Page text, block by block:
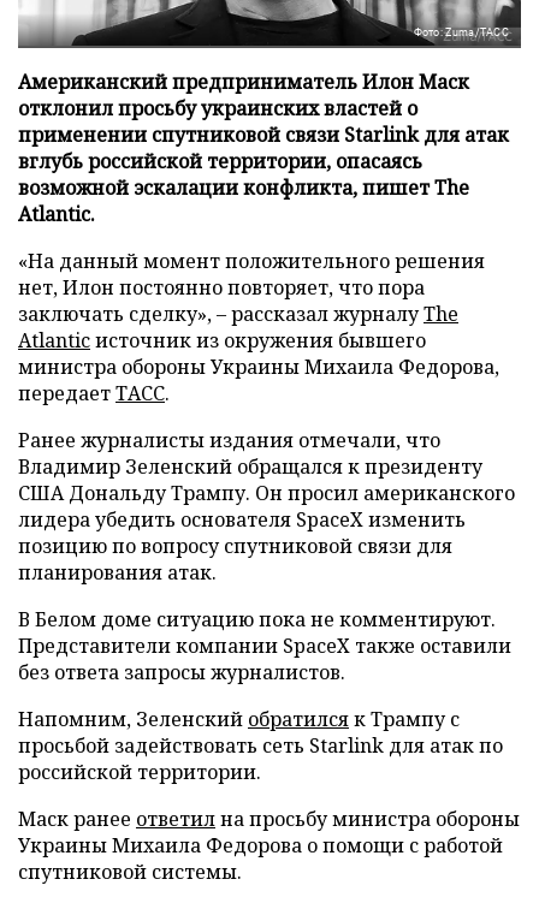
Фото: Zuma/ТАСС
Американский предприниматель Илон Маск
отклонил просьбу украинских властей о
применении спутниковой связи Starlink для атак
вглубь российской территории, опасаясь
возможной эскалации конфликта, пишет The
Atlantic.
«На данный момент положительного решения
нет, Илон постоянно повторяет, что пора
заключать сделку», – рассказал журналуThe
Atlanticисточник из окружения бывшего
министра обороны Украины Михаила Федорова,
передаетТАСС.
Ранее журналисты издания отмечали, что
Владимир Зеленский обращался к президенту
США Дональду Трампу. Он просил американского
лидера убедить основателя SpaceX изменить
позицию по вопросу спутниковой связи для
планирования атак.
В Белом доме ситуацию пока не комментируют.
Представители компании SpaceX также оставили
без ответа запросы журналистов.
Напомним, Зеленский обратилсяк Трампу с
просьбой задействовать сеть Starlink для атак по
российской территории.
Маск ранее ответилна просьбу министра обороны
Украины Михаила Федорова о помощи с работой
спутниковой системы.